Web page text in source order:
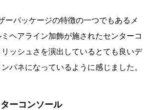
ーパッケージの特徴の一つでもあるメ
ヘアライン加飾が施されたセンターコ
ッシュさを演出しているとても良いデ
パネになっているように感じました。
ーコンソール